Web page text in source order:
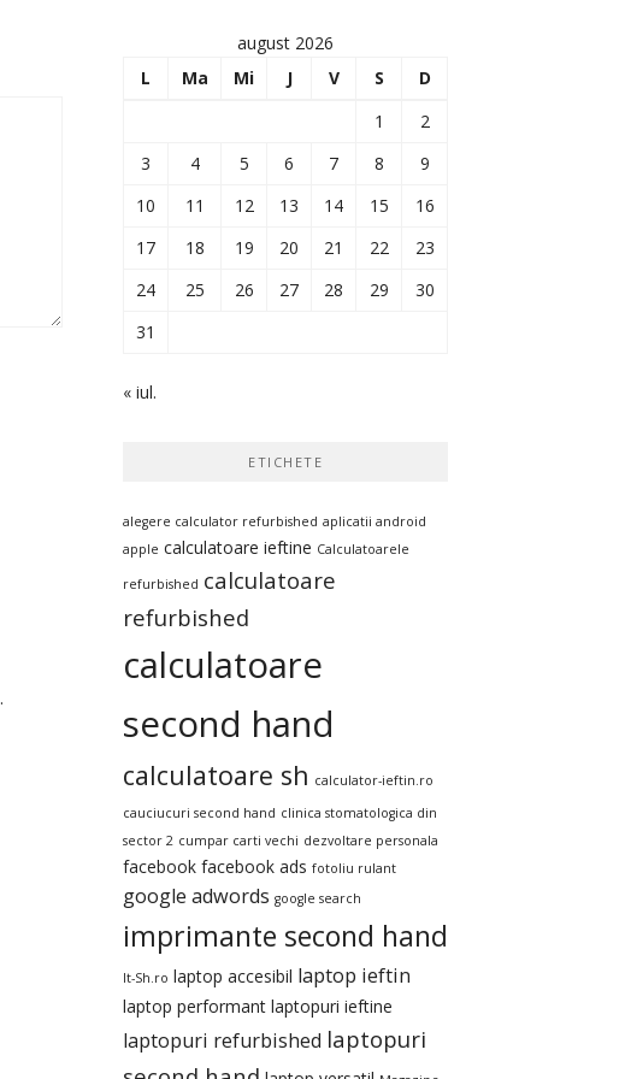
.
august 2026
L
Ma Mi J V S
D
1
2
3
4 5 6 7 8
9
10
11 12 13 14 15
16
17
18 19 20 21 22
23
24
25 26 27 28 29
30
31
« iul.
ETICHETE
alegere calculator refurbished aplicatii android
apple calculatoare ieftine Calculatoarele
refurbished calculatoare
refurbished
calculatoare
second hand
calculatoare sh calculator-ieftin.ro
cauciucuri second hand clinica stomatologica din
sector 2 cumpar carti vechi dezvoltare personala
facebook facebook ads fotoliu rulant
google adwords google search
imprimante second hand
It-Sh.ro laptop accesibil laptop ieftin
laptop performant laptopuri ieftine
laptopuri refurbished laptopuri